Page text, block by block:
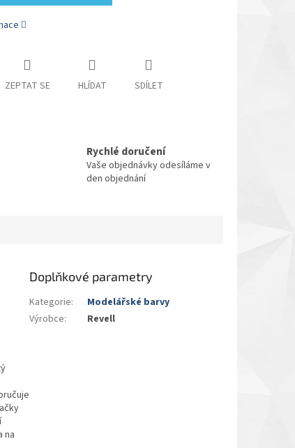
ZEPTAT SE HLÍDAT SDÍLET
Rychlé doručení
Vaše objednávky odesíláme v
den objednání
na
Doplňkové parametry
Kategorie:
Modelářské barvy
Výrobce: Revell